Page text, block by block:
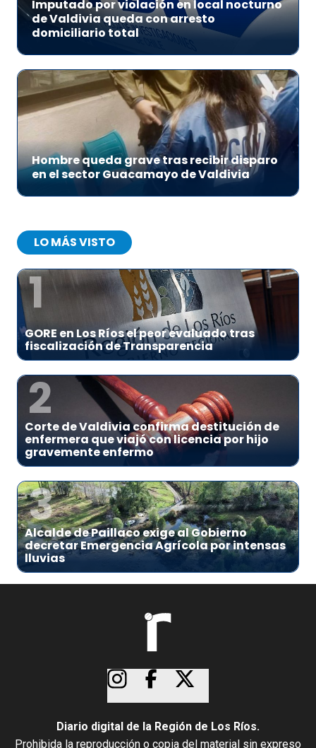
Imputado por violación en local nocturno
de Valdivia queda con arresto
domiciliario total
Hombre queda grave tras recibir disparo
en el sector Guacamayo de Valdivia
LO MÁS VISTO
1
GORE en Los Ríos el peor evaluado tras
fiscalización de Transparencia
2
Corte de Valdivia confirma destitución de
enfermera que viajó con licencia por hijo
gravemente enfermo
3
Alcalde de Paillaco exige al Gobierno
decretar Emergencia Agrícola por intensas
lluvias
Diario digital de la Región de Los Ríos.
Prohibida la reproducción o copia del material sin expreso